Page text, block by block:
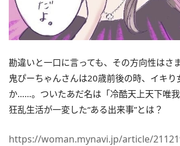
勘違いと一口に言っても、その方向性はさ
鬼ぴーちゃんさんは20歳前後の時、イキり
か……。ついたあだ名は「冷酷天上天下唯
狂乱生活が一変した“ある出来事”とは？
https://woman.mynavi.jp/article/